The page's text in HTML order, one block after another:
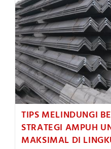
TIPS MELINDUNGI
STRATEGI AMPUH
MAKSIMAL DI